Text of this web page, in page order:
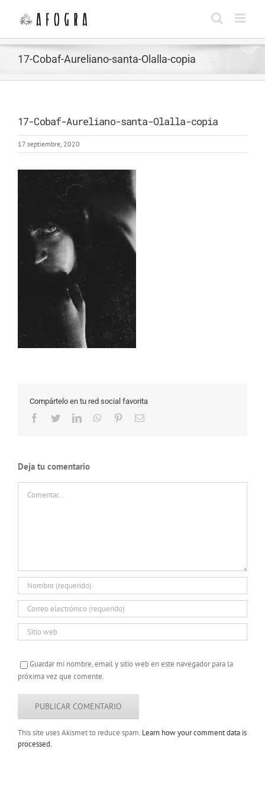
contenido
17-Cobaf-Aureliano-santa-Olalla-copia
17-Cobaf-Aureliano-santa-Olalla-copia
17 septiembre, 2020
Compártelo en tu red social favorita
Facebook
TwitterLinkedInWhatsApp
PinterestCorreo
Deja tu comentario
Guardar mi nombre, email y sitio web en este navegador para la
próxima vez que comente.
This site uses Akismet to reduce spam. Learn how your comment data is
processed.